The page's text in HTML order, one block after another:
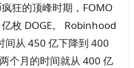
狂的顶峰时期，FOMO
枚 DOGE。 Robinhood
间从 450 亿下降到 400
个月的时间就从 400 亿